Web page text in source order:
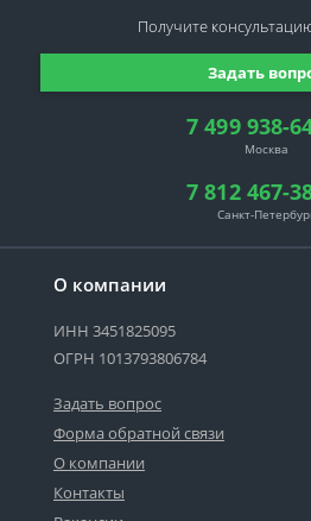
О компании
ИНН 3451825095
ОГРН 1013793806784
Задать вопрос
Форма обратной связи
О компании
Контакты
7 499 938-
Москва
7 812 467-
Санкт-
Задать
Получите